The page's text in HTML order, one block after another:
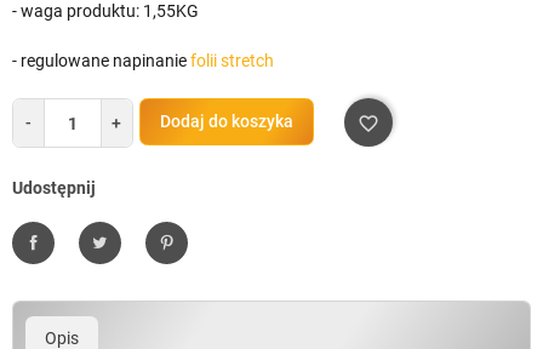
- waga produktu: 1,55KG
- regulowane napinaniefolii stretch
- + Dodaj do koszyka favorite_border
Udostępnij
UdostępnijTweetujPinterest
Opis